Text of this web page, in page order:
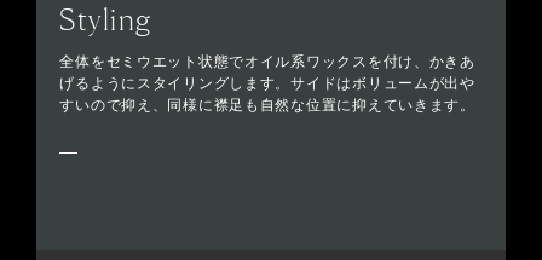
Styling
全体をセミウエット状態でオイル系ワックスを付け、かきあ
げるようにスタイリングします。サイドはボリュームが出や
すいので抑え、同様に襟足も自然な位置に抑えていきます。